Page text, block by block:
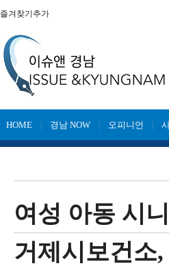
즐겨찾기추가
HOME 경남 NOW 오피니언
여성 아동 시
거제시보건소